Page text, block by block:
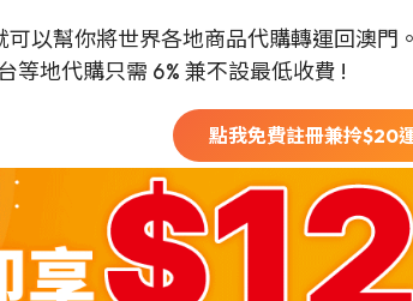
以幫你將世界各地商品代購轉運回澳門
等地代購只需 6% 兼不設最低收費 !
點我免費註冊兼拎$20